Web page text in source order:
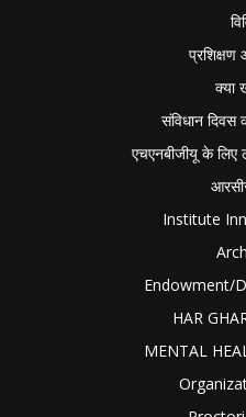
क्या
संविधान दिवस
एचएनबीजीयू के लिए
Institute
Endowment/
HAR
MENTAL